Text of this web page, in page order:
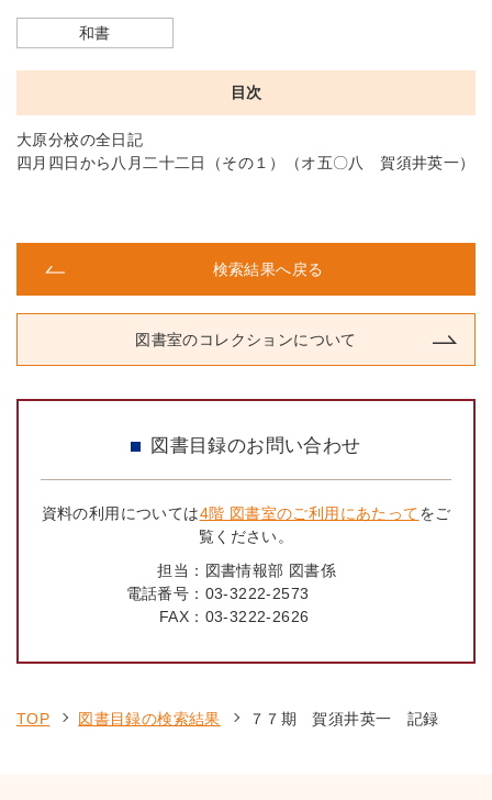
和書
目次
大原分校の全日記
四月四日から八月二十二日（その１）（オ五〇八 賀須井英一）
検索結果へ戻る
図書室のコレクションについて
図書目録のお問い合わせ
資料の利用については4階 図書室のご利用にあたってをご
覧ください。
担当： 図書情報部 図書係
電話番号： 03-3222-2573
FAX： 03-3222-2626
TOP 図書目録の検索結果 ７７期 賀須井英一 記録